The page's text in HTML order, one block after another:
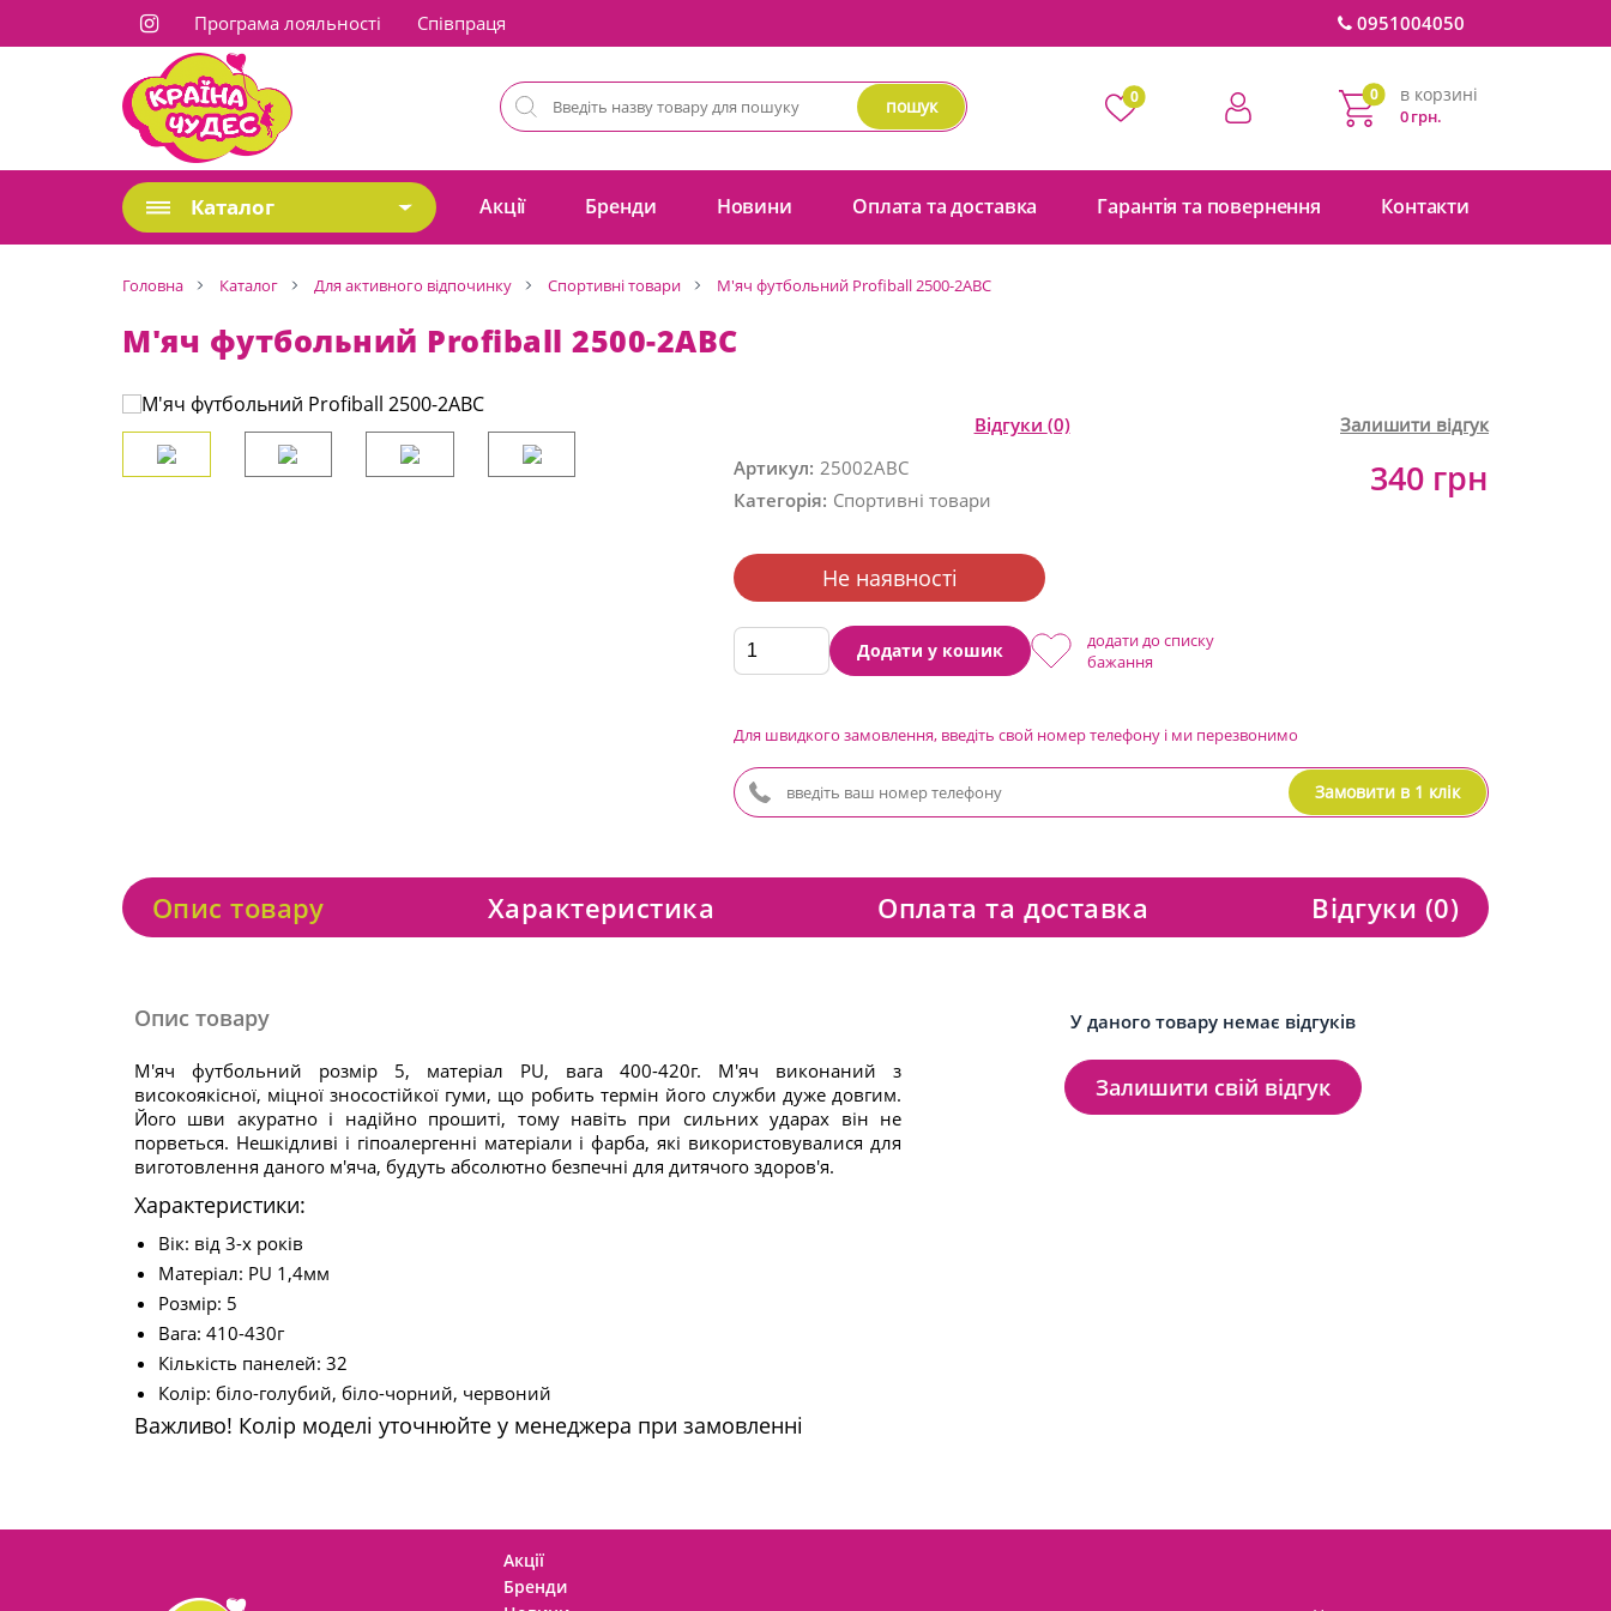
Програма лояльності Cпівпраця 0951004050
пошук 0 0 в корзині
0 грн.
Каталог Акції Бренди Новини Оплата та доставка Гарантія та повернення Контакти
Головна Каталог Для активного відпочинку Спортивні товари М'яч футбольний Profiball 2500-2ABC
М'яч футбольний Profiball 2500-2ABC
Відгуки (0)
Залишити відгук
Артикул: 25002ABC
Категорія: Спортивні товари 340 грн
Не наявності
Додати у кошик
додати до списку
бажання
Для швидкого замовлення, введіть свой номер телефону і ми перезвонимо
Замовити в 1 клік
Опис товару Характеристика Оплата та доставка Відгуки (0)
Опис товару
М'яч футбольний розмір 5, матеріал PU, вага 400-420г. М'яч виконаний з
високоякісної, міцної зносостійкої гуми, що робить термін його служби дуже довгим.
Його шви акуратно і надійно прошиті, тому навіть при сильних ударах він не
порветься. Нешкідливі і гіпоалергенні матеріали і фарба, які використовувалися для
виготовлення даного м'яча, будуть абсолютно безпечні для дитячого здоров'я.
Характеристики:
Вік: від 3-х років
Матеріал: PU 1,4мм
Розмір: 5
Вага: 410-430г
Кількість панелей: 32
Колір: біло-голубий, біло-чорний, червоний
Важливо! Колір моделі уточнюйте у менеджера при замовленні
У даного товару немає відгуків
Залишити свій відгук
Акції
Бренди